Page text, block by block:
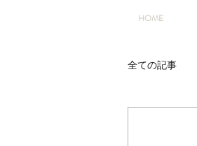
HOME
全ての記事